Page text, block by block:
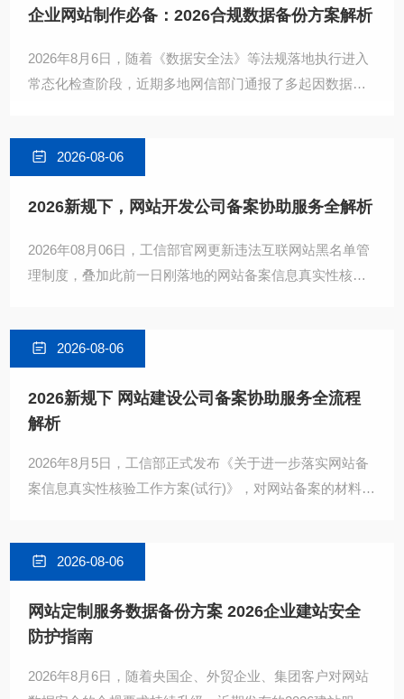
企业网站制作必备：2026合规数据备份方案解析
2026年8月6日，随着《数据安全法》等法规落地执行进入
常态化检查阶段，近期多地网信部门通报了多起因数据备
2026-08-06
2026新规下，网站开发公司备案协助服务全解析
2026年08月06日，工信部官网更新违法互联网站黑名单管
理制度，叠加此前一日刚落地的网站备案信息真实性核验
2026-08-06
2026新规下 网站建设公司备案协助服务全流程
解析
2026年8月5日，工信部正式发布《关于进一步落实网站备
案信息真实性核验工作方案(试行)》，对网站备案的材料规
2026-08-06
网站定制服务数据备份方案 2026企业建站安全
防护指南
2026年8月6日，随着央国企、外贸企业、集团客户对网站